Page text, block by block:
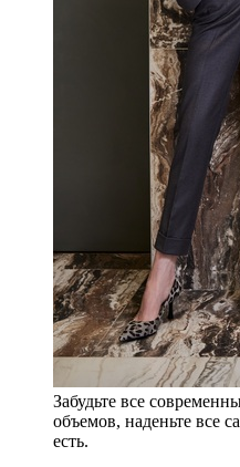
Забудьте все
объемов, наденьте все
есть.